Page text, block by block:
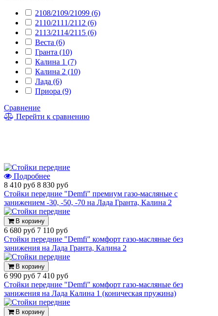
2108/2109/21099 (6)
2110/2111/2112 (6)
2113/2114/2115 (6)
Веста (6)
Гранта (10)
Калина 1 (7)
Калина 2 (10)
Лада (6)
Приора (9)
Сравнение
Перейти к сравнению
Подробнее
8 410 руб 8 830 руб
Стойки передние "Demfi" премиум газо-масляные с
занижением -30, -50, -70 на Лада Гранта, Калина 2
В корзину
6 680 руб 7 110 руб
Стойки передние "Demfi" комфорт газо-масляные без
занижения на Лада Гранта, Калина 2
В корзину
6 990 руб 7 410 руб
Стойки передние "Demfi" комфорт газо-масляные без
занижения на Лада Калина 1 (коническая пружина)
В корзину